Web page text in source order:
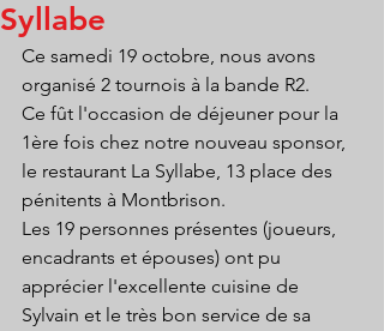
Syllabe
Ce samedi 19 octobre, nous avons
organisé 2 tournois à la bande R2.
Ce fût l'occasion de déjeuner pour la
1ère fois chez notre nouveau sponsor,
le restaurant La Syllabe, 13 place des
pénitents à Montbrison.
Les 19 personnes présentes (joueurs,
encadrants et épouses) ont pu
apprécier l'excellente cuisine de
Sylvain et le très bon service de sa